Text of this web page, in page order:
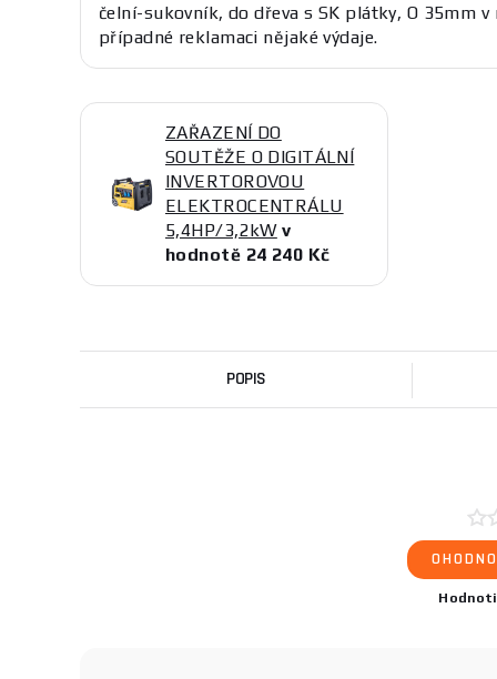
čelní-sukovník, do dřeva s SK plátky, O 35mm
případné reklamaci nějaké výdaje.
ZAŘAZENÍ DO
SOUTĚŽE O DIGITÁLNÍ
INVERTOROVOU
ELEKTROCENTRÁLU
5,4HP/3,2kW v
hodnotě 24 240 Kč
POPIS